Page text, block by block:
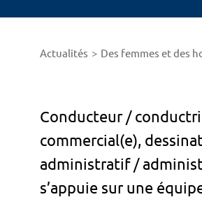
Actualités Des femmes et des
Conducteur /
commercial(e),
administratif /
s’appuie sur une